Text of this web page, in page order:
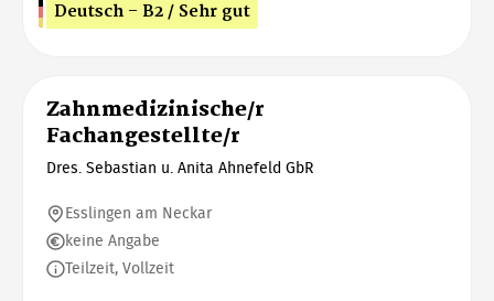
Deutsch - B2 / Sehr gut
Zahnmedizinische/r
Fachangestellte/r
Dres. Sebastian u. Anita Ahnefeld GbR
Esslingen am Neckar
keine Angabe
Teilzeit, Vollzeit